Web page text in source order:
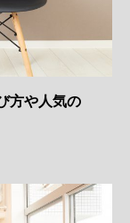
方や人気の